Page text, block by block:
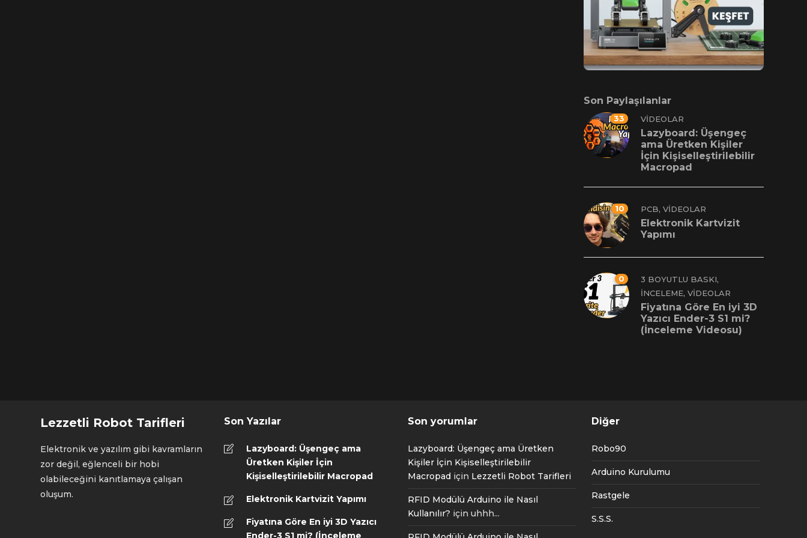
Son Paylaşılanlar
33 VIDEOLAR
Lazyboard: Üşengeç
ama Üretken Kişiler
İçin Kişiselleştirilebilir
Macropad
10 PCB, VIDEOLAR
Elektronik Kartvizit
Yapımı
0 3 BOYUTLU BASKI,
İNCELEME, VIDEOLAR
Fiyatına Göre En iyi 3D
Yazıcı Ender-3 S1 mi?
(İnceleme Videosu)
Lezzetli Robot Tarifleri
Elektronik ve yazılım gibi kavramların
zor değil, eğlenceli bir hobi
olabileceğini kanıtlamaya çalışan
oluşum.
Son Yazılar
Lazyboard: Üşengeç ama
Üretken Kişiler İçin
Kişiselleştirilebilir Macropad
Elektronik Kartvizit Yapımı
Fiyatına Göre En iyi 3D Yazıcı
Ender-3 S1 mi? (İnceleme
Son yorumlar
Lazyboard: Üşengeç ama Üretken
Kişiler İçin Kişiselleştirilebilir
Macropadiçin Lezzetli Robot Tarifleri
RFID Modülü Arduino ile Nasıl
Kullanılır? için uhhh...
Diğer
Robo90
Arduino Kurulumu
Rastgele
S.S.S.